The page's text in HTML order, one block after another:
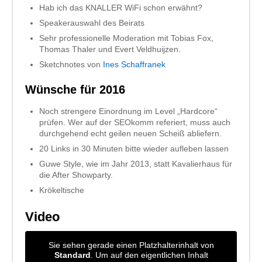
Hab ich das KNALLER WiFi schon erwähnt?
Speakerauswahl des Beirats
Sehr professionelle Moderation mit Tobias Fox,
Thomas Thaler und Evert Veldhuijzen.
Sketchnotes von Ines Schaffranek
Wünsche für 2016
Noch strengere Einordnung im Level „Hardcore“
prüfen. Wer auf der SEOkomm referiert, muss auch
durchgehend echt geilen neuen Scheiß abliefern.
20 Links in 30 Minuten bitte wieder aufleben lassen
Guwe Style, wie im Jahr 2013, statt Kavalierhaus für
die After Showparty.
Krökeltische
Video
Sie sehen gerade einen Platzhalterinhalt von
Standard . Um auf den eigentlichen Inhalt